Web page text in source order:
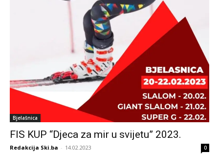
Bjelašnica
FIS KUP “Djeca za mir u svijetu” 2023.
Redakcija Ski.ba - 14.02.2023 0